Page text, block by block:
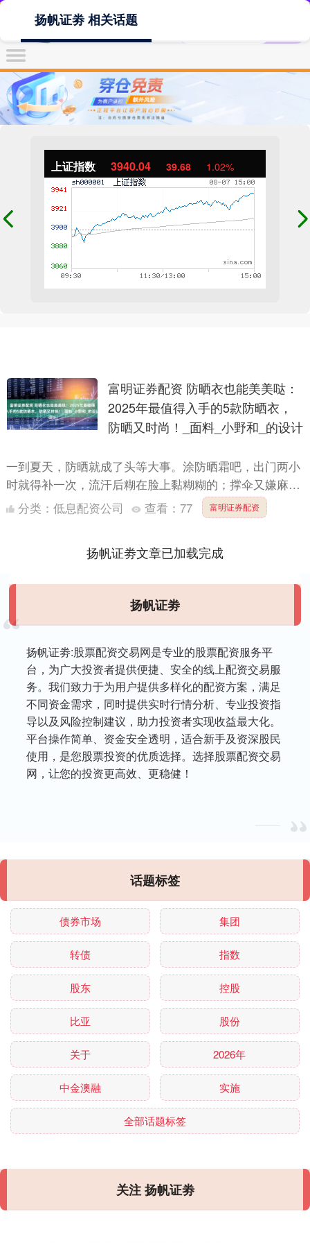
上证指数 3940.04 39.68 1.02%
扬帆证劵 相关话题
富明证券配资 防晒衣也能美美哒：
2025年最值得入手的5款防晒衣，
防晒又时尚！_面料_小野和_的设计
一到夏天，防晒就成了头等大事。涂防晒霜吧，出门两小
时就得补一次，流汗后糊在脸上黏糊糊的；撑伞又嫌麻
烦，骑车、逛街时总觉得碍手碍脚。最让人头疼的是传统
防晒衣，要么....
分类： 低息配资公司 查看： 77 富明证券配资
扬帆证劵文章已加载完成
扬帆证劵
扬帆证劵:股票配资交易网是专业的股票配资服务平
台，为广大投资者提供便捷、安全的线上配资交易服
务。我们致力于为用户提供多样化的配资方案，满足
不同资金需求，同时提供实时行情分析、专业投资指
导以及风险控制建议，助力投资者实现收益最大化。
平台操作简单、资金安全透明，适合新手及资深股民
使用，是您股票投资的优质选择。选择股票配资交易
网，让您的投资更高效、更稳健！
话题标签
债券市场 集团
转债 指数
股东 控股
比亚 股份
关于 2026年
中金澳融 实施
全部话题标签
关注 扬帆证劵